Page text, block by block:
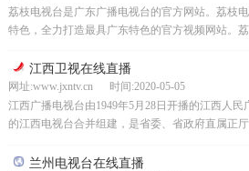
荔枝电视台是广东广播电视台的官方网站。荔枝
特色，全力打造最具广东特色的官方视频网站。
江西卫视在线直播
网址:www.jxntv.cn 时间:2020-05-05
江西广播电视台由1949年5月28日开播的江西人民
的江西电视台合并组建，是省委、省政府直属正
兰州电视台在线直播